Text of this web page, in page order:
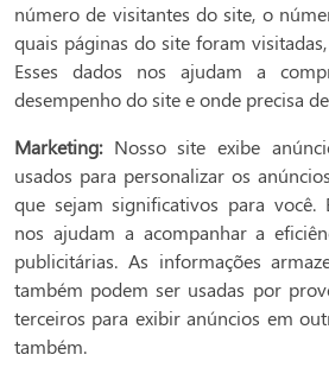
número de visitantes do site, o
quais páginas do site foram
Esses dados nos ajudam a
desempenho do site e onde precisa
Marketing: Nosso site exibe
usados ​​para personalizar os
que sejam significativos para você.
nos ajudam a acompanhar a
publicitárias. As informações
também podem ser usadas por
terceiros para exibir anúncios em
também.